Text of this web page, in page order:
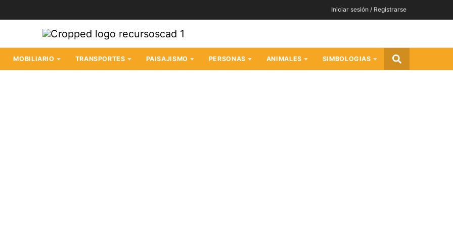
Iniciar sesión / Registrarse
MOBILIARIO TRANSPORTES PAISAJISMO PERSONAS ANIMALES SIMBOLOGIAS